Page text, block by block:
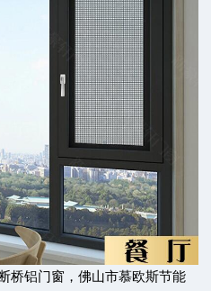
桥铝门窗 ，佛山市慕欧斯节能